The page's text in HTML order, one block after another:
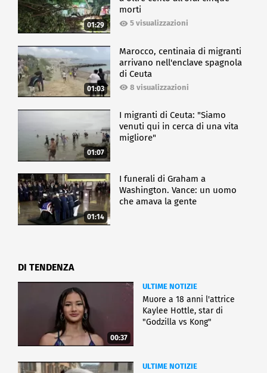
01:29
morti
5 visualizzazioni
01:03
Marocco, centinaia di migranti
arrivano nell'enclave spagnola
di Ceuta
8 visualizzazioni
01:07
I migranti di Ceuta: "Siamo
venuti qui in cerca di una vita
migliore"
01:14
I funerali di Graham a
Washington. Vance: un uomo
che amava la gente
DI TENDENZA
00:37
ULTIME NOTIZIE
Muore a 18 anni l'attrice
Kaylee Hottle, star di
"Godzilla vs Kong"
ULTIME NOTIZIE